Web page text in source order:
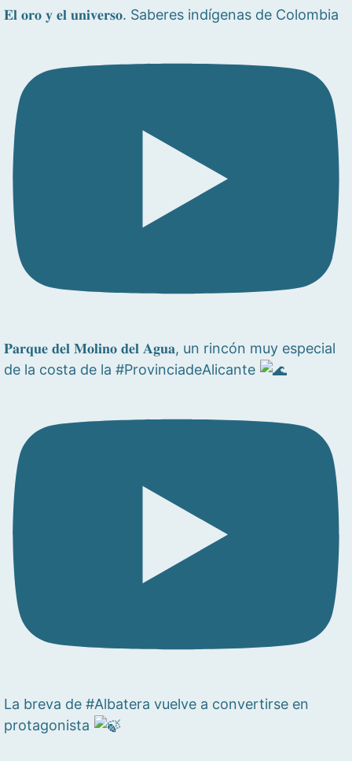
𝐄𝐥 𝐨𝐫𝐨 𝐲 𝐞𝐥 𝐮𝐧𝐢𝐯𝐞𝐫𝐬𝐨. Saberes indígenas de Colombia
𝐏𝐚𝐫𝐪𝐮𝐞 𝐝𝐞𝐥 𝐌𝐨𝐥𝐢𝐧𝐨 𝐝𝐞𝐥 𝐀𝐠𝐮𝐚, un rincón muy especial
de la costa de la #ProvinciadeAlicante
La breva de #Albatera vuelve a convertirse en
protagonista